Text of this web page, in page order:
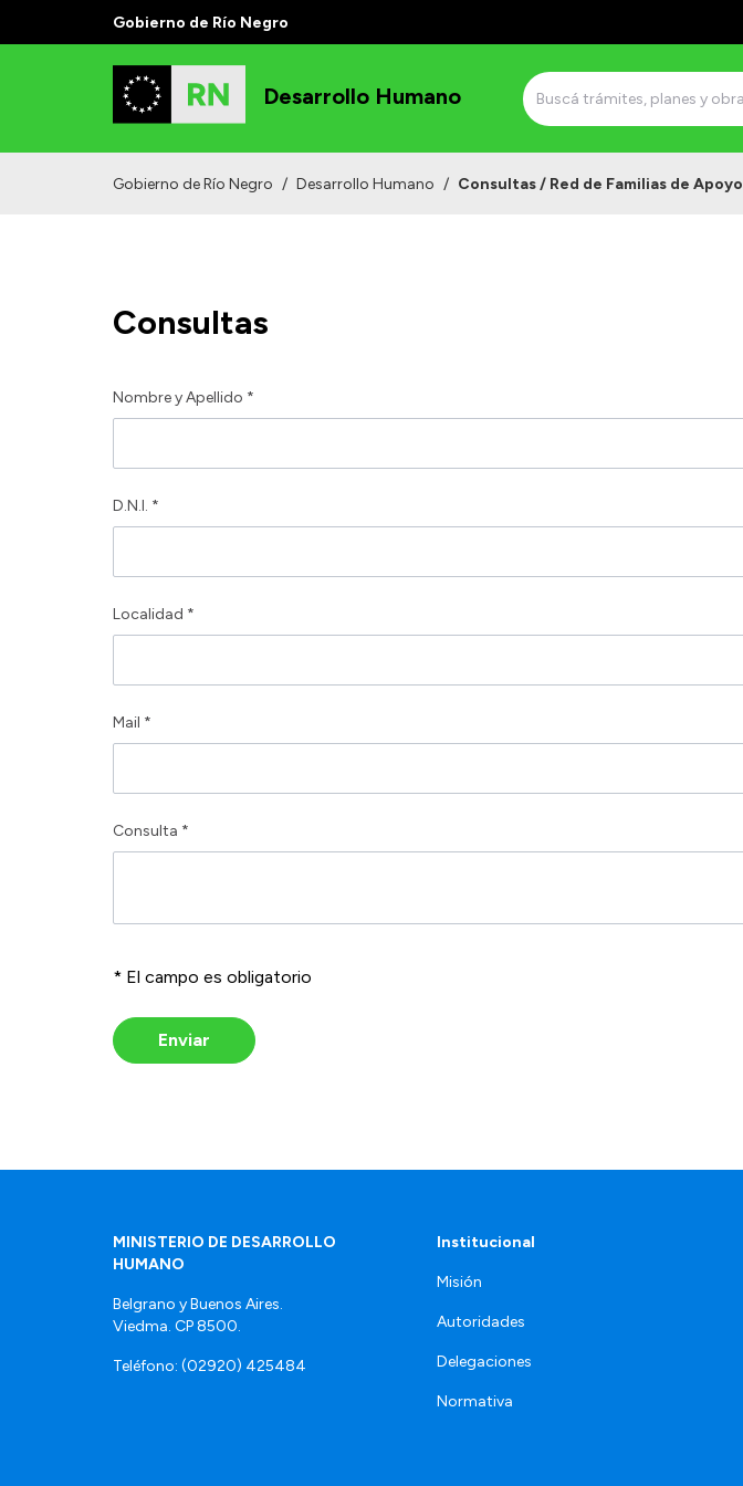
Gobierno de Río Negro
Desarrollo Humano
Gobierno de Río Negro / Desarrollo Humano / Consultas / Red de Familias de Apoyo
Consultas
Nombre y Apellido *
D.N.I. *
Localidad *
Mail *
Consulta *
* El campo es obligatorio
Enviar
MINISTERIO DE DESARROLLO
HUMANO
Belgrano y Buenos Aires.
Viedma. CP 8500.
Teléfono: (02920) 425484
Institucional
Misión
Autoridades
Delegaciones
Normativa